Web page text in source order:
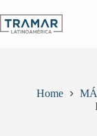
to
content
Home